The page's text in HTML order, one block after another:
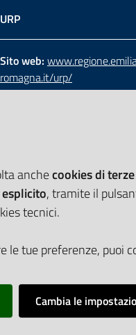
URP
Sito web:
romagna.it/urp/
Numero verde:800.66.22.00
anchecookies di
, tramite il
tecnici.
le tue preferenze, puoi
Cambia le